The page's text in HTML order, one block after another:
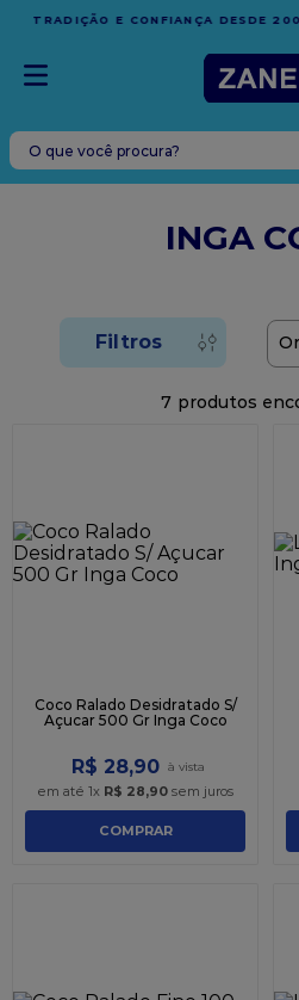
FRETE GRÁTIS
EM COMPRAS
ESPÍRITO SANTO
O que você procura?
INGA
7
Coco Ralado Desidratado S/
Açucar 500 Gr Inga Coco
R$ 28,90
em até 1x R$ 28,90 sem juros
COMPRAR
TERMOS MAIS BUSCADOS
top harald
vabene
9º
caixa kraft
10 º chocolate